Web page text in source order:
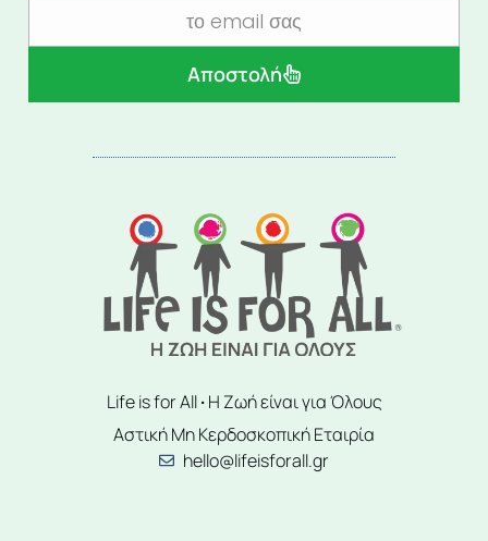
Αποστολή
Life is for All·Η Ζωή είναι για Όλους
Αστική Μη Κερδοσκοπική Εταιρία
hello@lifeisforall.gr